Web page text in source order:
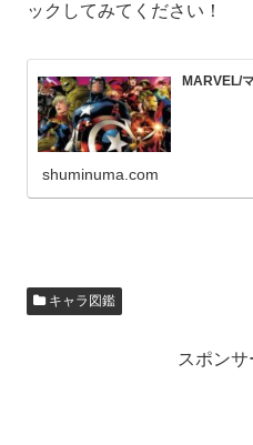
ックしてみてください！
MARVEL/
shuminuma.com
キャラ図鑑
スポンサ